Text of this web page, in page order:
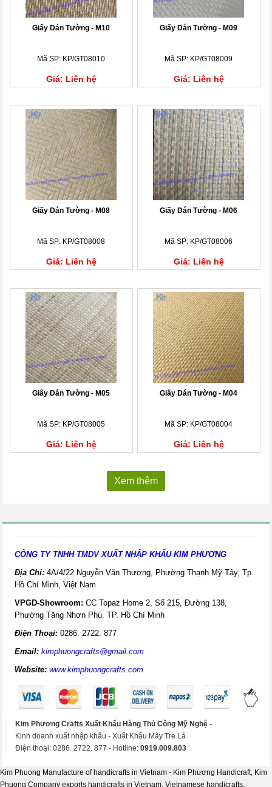
Giấy Dán Tường - M10
Mã SP: KP/GT08010
Giá: Liên hệ
Giấy Dán Tường - M09
Mã SP: KP/GT08009
Giá: Liên hệ
Giấy Dán Tường - M08
Mã SP: KP/GT08008
Giá: Liên hệ
Giấy Dán Tường - M06
Mã SP: KP/GT08006
Giá: Liên hệ
Giấy Dán Tường - M05
Mã SP: KP/GT08005
Giá: Liên hệ
Giấy Dán Tường - M04
Mã SP: KP/GT08004
Giá: Liên hệ
Xem thêm
CÔNG TY TNHH TMDV XUẤT NHẬP KHẨU KIM PHƯƠNG
Địa Chỉ: 4A/4/22 Nguyễn Văn Thương, Phường Thạnh Mỹ Tây, Tp.
Hồ Chí Minh, Việt Nam
VPGD-Showroom: CC Topaz Home 2, Số 215, Đường 138,
Phường Tăng Nhơn Phú. TP. Hồ Chí Minh
Điện Thoại: 0286. 2722. 877
Email: kimphuongcrafts@gmail.com
Website:www.kimphuongcrafts.com
Kim Phương Crafts Xuất Khẩu Hàng Thủ Công Mỹ Nghệ -
Kinh doanh xuất nhập khẩu - Xuất Khẩu Mây Tre Lá
Điện thoại: 0286. 2722. 877 - Hotline:0919.009.803
Kim Phuong Manufacture of handicrafts in Vietnam - Kim Phương Handicraft, Kim
Phuong Company exports handicrafts in Vietnam, Vietnamese handicrafts,